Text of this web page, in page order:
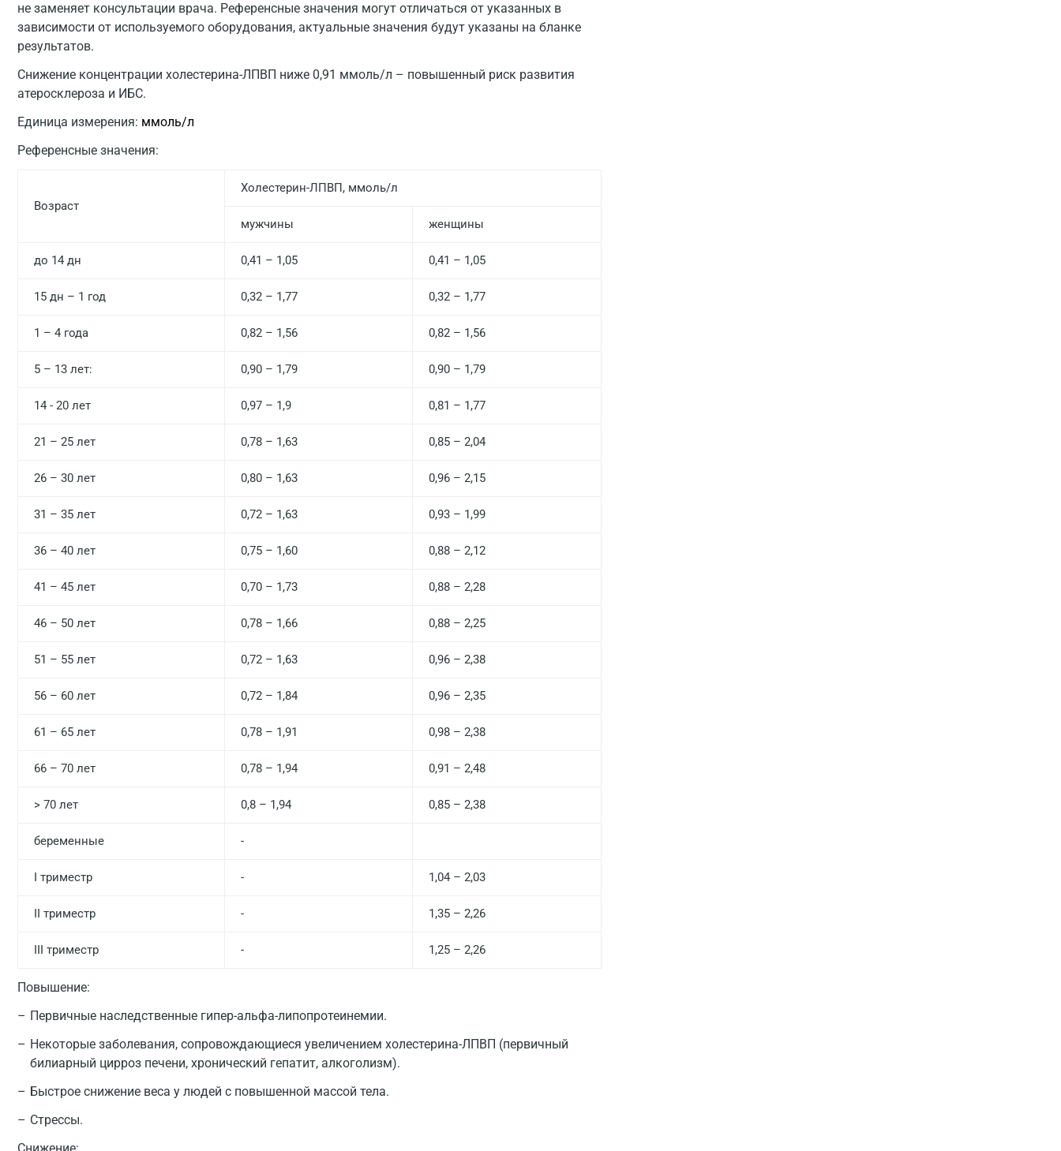
не заменяет консультации врача. Референсные значения могут отличаться от указанных в
зависимости от используемого оборудования, актуальные значения будут указаны на бланке
результатов.
Снижение концентрации холестерина-ЛПВП ниже 0,91 ммоль/л – повышенный риск развития
атеросклероза и ИБС.
Единица измерения: ммоль/л
Референсные значения:
Возраст
Холестерин-ЛПВП, ммоль/л
мужчины женщины
до 14 дн 0,41 – 1,05 0,41 – 1,05
15 дн – 1 год 0,32 – 1,77 0,32 – 1,77
1 – 4 года 0,82 – 1,56 0,82 – 1,56
5 – 13 лет: 0,90 – 1,79 0,90 – 1,79
14 - 20 лет 0,97 – 1,9 0,81 – 1,77
21 – 25 лет 0,78 – 1,63 0,85 – 2,04
26 – 30 лет 0,80 – 1,63 0,96 – 2,15
31 – 35 лет 0,72 – 1,63 0,93 – 1,99
36 – 40 лет 0,75 – 1,60 0,88 – 2,12
41 – 45 лет 0,70 – 1,73 0,88 – 2,28
46 – 50 лет 0,78 – 1,66 0,88 – 2,25
51 – 55 лет 0,72 – 1,63 0,96 – 2,38
56 – 60 лет 0,72 – 1,84 0,96 – 2,35
61 – 65 лет 0,78 – 1,91 0,98 – 2,38
66 – 70 лет 0,78 – 1,94 0,91 – 2,48
> 70 лет 0,8 – 1,94 0,85 – 2,38
беременные -
I триместр - 1,04 – 2,03
II триместр - 1,35 – 2,26
III триместр - 1,25 – 2,26
Повышение:
Первичные наследственные гипер-альфа-липопротеинемии.
Некоторые заболевания, сопровождающиеся увеличением холестерина-ЛПВП (первичный
билиарный цирроз печени, хронический гепатит, алкоголизм).
Быстрое снижение веса у людей с повышенной массой тела.
Стрессы.
Санкт-Петербург
Апрелевка
Армавир
Астрахань
Великий Новгород
Владимир
Воронеж
Всеволожск
Гатчина
Геленджик
Дмитров
Долгопрудный
Зеленоград
Ивантеевка
Ижевск